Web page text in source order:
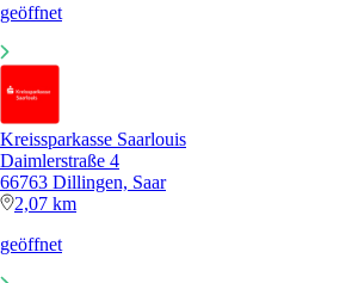
geöffnet
Kreissparkasse Saarlouis
Daimlerstraße 4
66763 Dillingen, Saar
2,07 km
geöffnet